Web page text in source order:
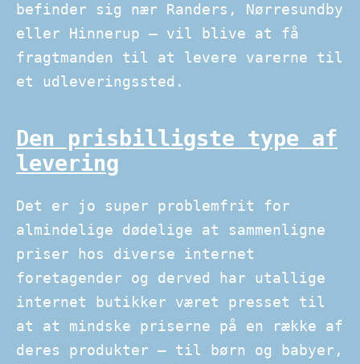
befinder sig nær Randers, Nørresundby
eller Hinnerup – vil blive at få
fragtmanden til at levere varerne til
et udleveringssted.
Den prisbilligste type af
levering
Det er jo super problemfrit for
almindelige dødelige at sammenligne
priser hos diverse internet
foretagender og derved har utallige
internet butikker været presset til
at at mindske priserne på en række af
deres produkter – til børn og babyer,